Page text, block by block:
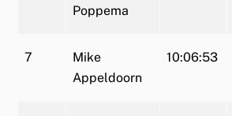
Poppema
7
Mike
Appeldoorn
10:06:53